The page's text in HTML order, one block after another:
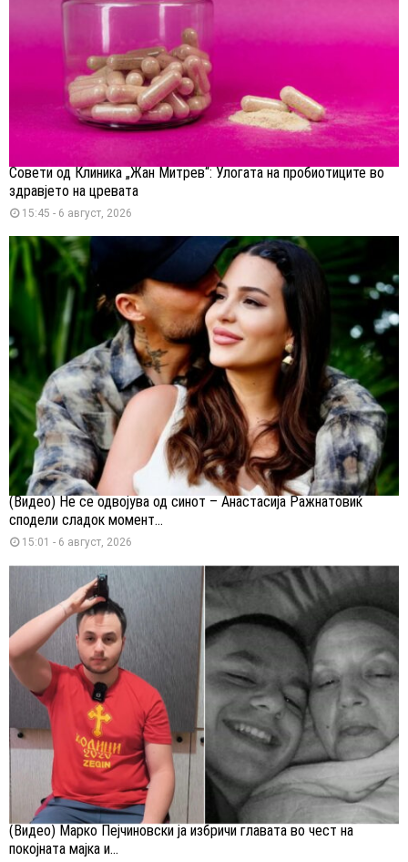
Совети од Клиника „Жан Митрев“: Улогата на пробиотиците во
здравјето на цревата
15:45 - 6 август, 2026
(Видео) Не се одвојува од синот – Анастасија Ражнатовиќ
сподели сладок момент...
15:01 - 6 август, 2026
(Видео) Марко Пејчиновски ја избричи главата во чест на
покојната мајка и...